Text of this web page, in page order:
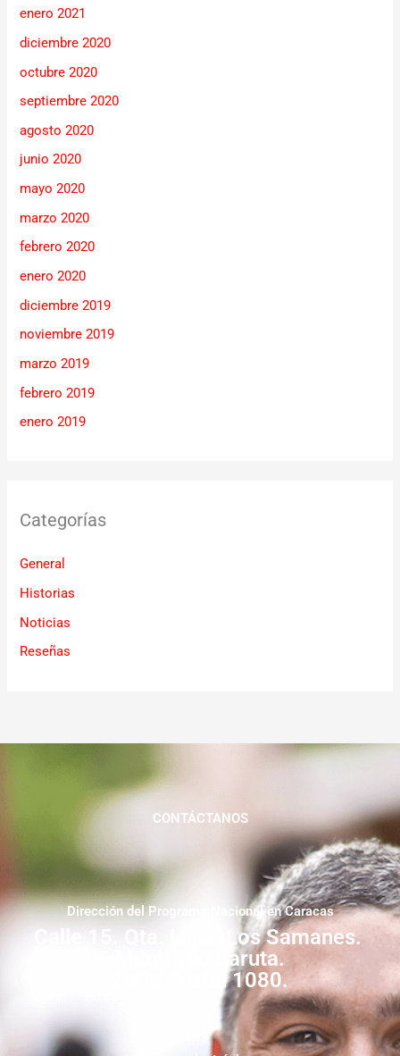
enero 2021
diciembre 2020
octubre 2020
septiembre 2020
agosto 2020
junio 2020
mayo 2020
marzo 2020
febrero 2020
enero 2020
diciembre 2019
noviembre 2019
marzo 2019
febrero 2019
enero 2019
Categorías
General
Historias
Noticias
Reseñas
CONTÁCTANOS
Dirección del Programa Nacional en Caracas
Calle 15. Qta. Livia. Los Samanes.
Municipio Baruta.
Zona Postal 1080.